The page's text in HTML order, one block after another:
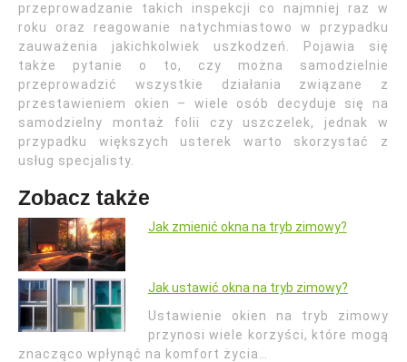
przeprowadzanie takich inspekcji co najmniej raz w
roku oraz reagowanie natychmiastowo w przypadku
zauważenia jakichkolwiek uszkodzeń. Pojawia się
także pytanie o to, czy można samodzielnie
przeprowadzić wszystkie działania związane z
przestawieniem okien – wiele osób decyduje się na
samodzielny montaż folii czy uszczelek, jednak w
przypadku większych usterek warto skorzystać z
usług specjalisty.
Zobacz także
Jak zmienić okna na tryb zimowy?
Jak ustawić okna na tryb zimowy?
Ustawienie okien na tryb zimowy
przynosi wiele korzyści, które mogą
znacząco wpłynąć na komfort życia…